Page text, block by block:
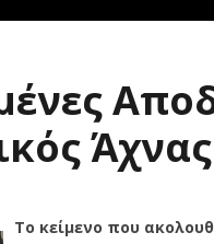
Άχνας
Το κείμενο που